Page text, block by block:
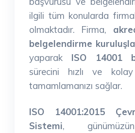
ilgili tüm konularda
olmaktadır. Firma,
belgelendirme
yaparak ISO 14001
sürecini hızlı ve
tamamlamanızı sağlar.
ISO 14001:2015
Sistemi,